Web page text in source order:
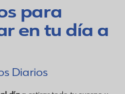
para
en tu día a
Diarios